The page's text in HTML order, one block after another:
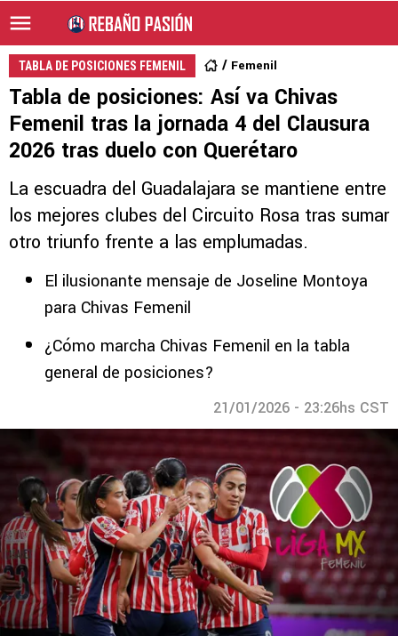
TABLA DE POSICIONES FEMENIL Femenil
Tabla de posiciones: Así va Chivas
Femenil tras la jornada 4 del Clausura
2026 tras duelo con Querétaro
La escuadra del Guadalajara se mantiene entre
los mejores clubes del Circuito Rosa tras sumar
otro triunfo frente a las emplumadas.
El ilusionante mensaje de Joseline Montoya
para Chivas Femenil
¿Cómo marcha Chivas Femenil en la tabla
general de posiciones?
21/01/2026 - 23:26hs CST